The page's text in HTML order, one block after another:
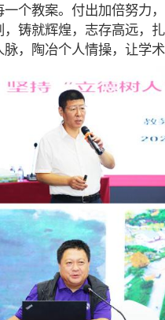
个教案。付出加倍努力
铸就辉煌，志存高远，
，陶冶个人情操，让学